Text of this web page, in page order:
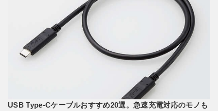
USB Type-Cケーブルおすすめ20選。急速充電対応のモノも